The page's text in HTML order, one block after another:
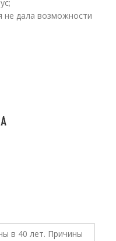
не дала возможности